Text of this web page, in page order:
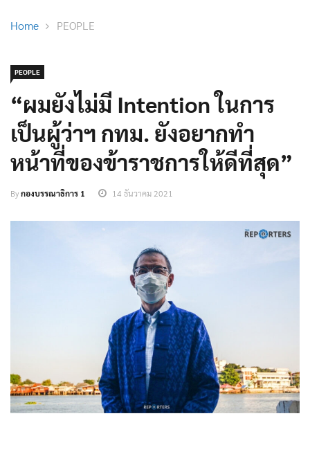
Home PEOPLE
PEOPLE
“ผมยังไม่มี Intention ในการ
เป็นผู้ว่าฯ กทม. ยังอยากทำ
หน้าที่ของข้าราชการให้ดีที่สุด”
Byกองบรรณาธิการ 1 14 ธันวาคม 2021